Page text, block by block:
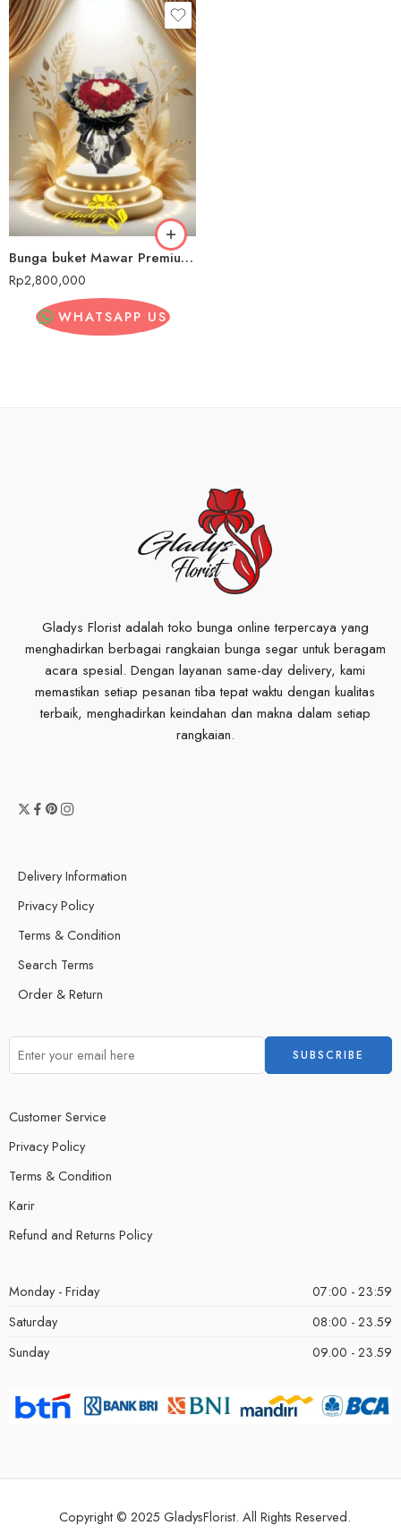
Bunga buket Mawar Premium Bombana
Rp2,800,000
WHATSAPP US
Gladys Florist adalah toko bunga online terpercaya yang
menghadirkan berbagai rangkaian bunga segar untuk beragam
acara spesial. Dengan layanan same-day delivery, kami
memastikan setiap pesanan tiba tepat waktu dengan kualitas
terbaik, menghadirkan keindahan dan makna dalam setiap
rangkaian.
Delivery Information
Privacy Policy
Terms & Condition
Search Terms
Order & Return
Customer Service
Privacy Policy
Terms & Condition
Karir
Refund and Returns Policy
Monday - Friday
07:00 - 23:59
Saturday
08:00 - 23.59
Sunday
09.00 - 23.59
Copyright © 2025 GladysFlorist. All Rights Reserved.